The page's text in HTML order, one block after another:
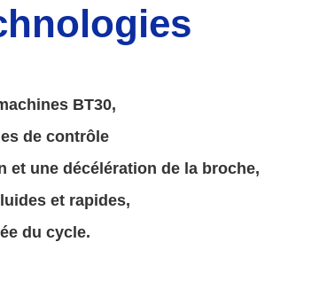
BT30,
de contrôle
une décélération de la broche,
et rapides,
du cycle.